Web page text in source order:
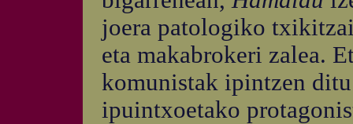
joera patologiko
eta makabrokeri zalea.
komunistak ipintzen
ipuintxoetako